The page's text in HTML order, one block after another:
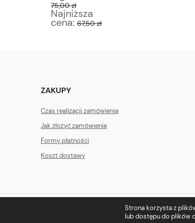
Strona korzysta z
lub dostępu do plików
75,00 zł
Najniższa
cena: 67,50 zł
ZAKUPY
Czas realizacji zamówienia
Jak złożyć zamówienie
Formy płatności
Koszt dostawy